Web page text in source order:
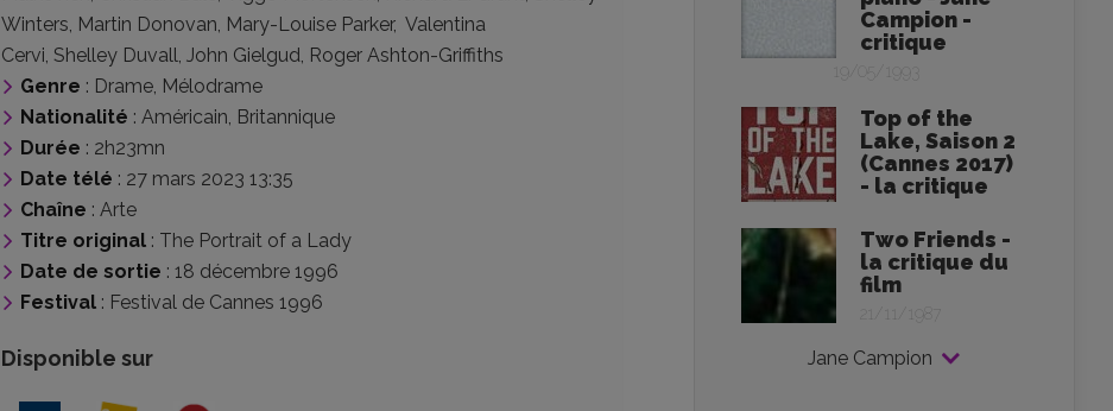
Winters, Martin Donovan, Mary-Louise Parker, Valentina
Cervi, Shelley Duvall, John Gielgud, Roger Ashton-Griffiths
Genre : Drame, Mélodrame
Nationalité : Américain, Britannique
Durée : 2h23mn
Date télé : 27 mars 2023 13:35
Chaîne : Arte
Titre original : The Portrait of a Lady
Date de sortie : 18 décembre 1996
Festival : Festival de Cannes 1996
Disponible sur
Campion -
critique
Top of the
Lake, Saison 2
(Cannes 2017)
- la critique
Two Friends -
la critique du
film
21/11/1987
Jane Campion